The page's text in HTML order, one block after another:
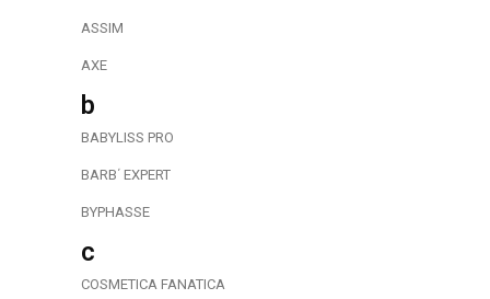
ASSIM
AXE
b
BABYLISS PRO
BARB΄ EXPERT
BYPHASSE
c
COSMETICA FANATICA